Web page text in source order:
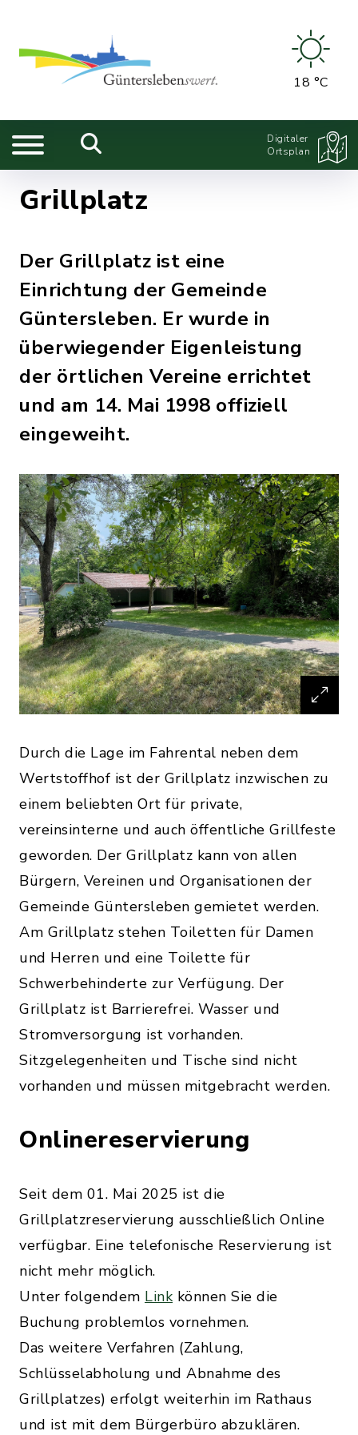
18 °C
Digitaler
Ortsplan
Grillplatz
Der Grillplatz ist eine
Einrichtung der Gemeinde
Güntersleben. Er wurde in
überwiegender Eigenleistung
der örtlichen Vereine errichtet
und am 14. Mai 1998 offiziell
eingeweiht.
Durch die Lage im Fahrental neben dem
Wertstoffhof ist der Grillplatz inzwischen zu
einem beliebten Ort für private,
vereinsinterne und auch öffentliche Grillfeste
geworden. Der Grillplatz kann von allen
Bürgern, Vereinen und Organisationen der
Gemeinde Güntersleben gemietet werden.
Am Grillplatz stehen Toiletten für Damen
und Herren und eine Toilette für
Schwerbehinderte zur Verfügung. Der
Grillplatz ist Barrierefrei. Wasser und
Stromversorgung ist vorhanden.
Sitzgelegenheiten und Tische sind nicht
vorhanden und müssen mitgebracht werden.
Onlinereservierung
Seit dem 01. Mai 2025 ist die
Grillplatzreservierung ausschließlich Online
verfügbar. Eine telefonische Reservierung ist
nicht mehr möglich.
Unter folgendem Link können Sie die
Buchung problemlos vornehmen.
Das weitere Verfahren (Zahlung,
Schlüsselabholung und Abnahme des
Grillplatzes) erfolgt weiterhin im Rathaus
und ist mit dem Bürgerbüro abzuklären.